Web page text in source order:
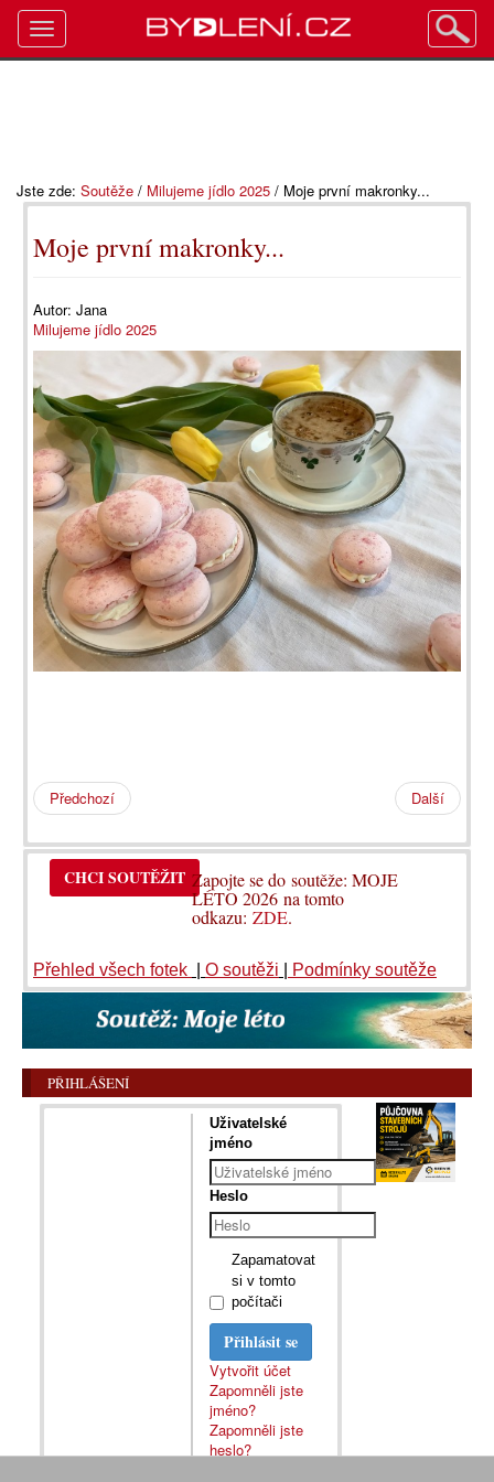
Jste zde: Soutěže / Milujeme jídlo 2025 / Moje první makronky...
Moje první makronky...
Autor: Jana
Milujeme jídlo 2025
Předchozí Další
CHCI SOUTĚŽIT Zapojte se do soutěže: MOJE
LÉTO 2026 na tomto
odkazu:ZDE.
Přehled všech fotek O soutěži Podmínky soutěže
PŘIHLÁŠENÍ
Uživatelské
jméno
Heslo
Zapamatovat
si v tomto
počítači
Přihlásit se
Vytvořit účet
Zapomněli jste
jméno?
Zapomněli jste
heslo?
Toggle
navigation